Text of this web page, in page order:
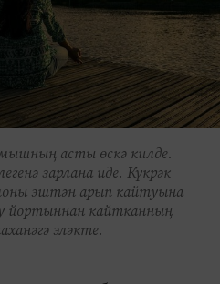
асты өскә килде.
зарлана иде. Күкрәк
эштән арып кайтуына
йортыннан кайтканның
эләкте.